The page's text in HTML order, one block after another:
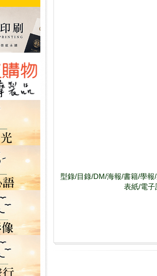
型錄/目錄/DM/海報/書籍/學
表紙/電子